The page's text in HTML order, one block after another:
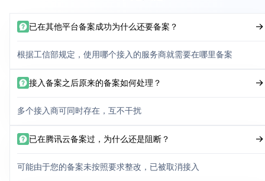
已在其他平台备案成功为什么还要备案？
根据工信部规定，使用哪个接入的服务商就需要在哪里备案
接入备案之后原来的备案如何处理？
多个接入商可同时存在，互不干扰
已在腾讯云备案过，为什么还是阻断？
可能由于您的备案未按照要求整改，已被取消接入